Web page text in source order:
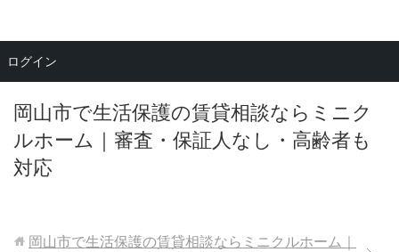
岡山市で生活保護の賃貸相談ならミニク
ルホーム｜審査・保証人なし・高齢者も
対応
メニュー
岡山市で生活保護の賃貸相談ならミニクルホーム｜
ログイン